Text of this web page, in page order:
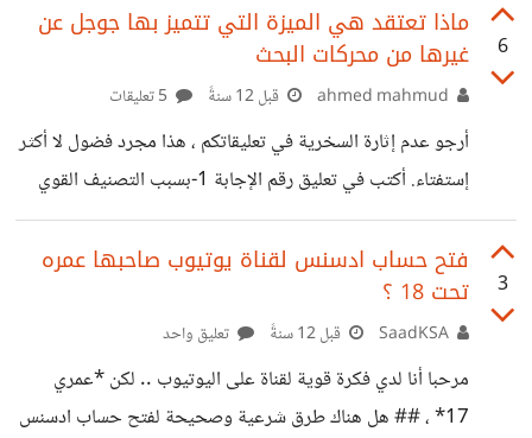
6
ماذا تعتقد هي الميزة التي تتميز بها جوجل عن
غيرها من محركات البحث
قبل 12 سنةً
أرجو عدم إثارة السخرية في تعليقاتكم ، هذا مجرد فضول لا أكثر
إستفتاء. أكتب في تعليق رقم الإجابة 1-بسبب التصنيف القوي
للمواقع مما يجعل المستخدم يحصل على المعلومة المطلوبة
بشكل أسرع عن غير محركات البحث 2-السبب هو ان لكل دولة
نطاقها الخاص والذي يساعد مستخدمي تلك الدولة على البحث
في ثقافتهم المحددة: مثال:google.asأمريكا/
سويسراgoogle.ch/فرنساgoogle.fr 3-السبب هو أنها تقدم
عدد هائل من الخدمات في نفس الوقت 4-أو أكتب سبباً آخر في
3
فتح حساب ادسنس لقناة يوتيوب صاحبها عمره
تحت 18 ؟
قبل 12 سنةً تعليق واحد
مرحبا أنا لدي فكرة قوية لقناة على اليوتيوب .. لكن *عمري
17* ، ## هل هناك طرق شرعية وصحيحة لفتح حساب ادسنس